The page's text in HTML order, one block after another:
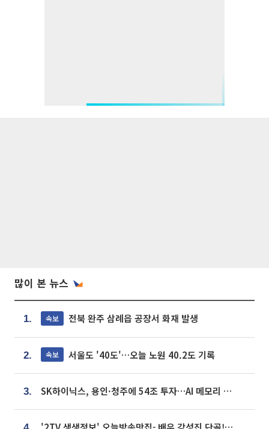
많이 본 뉴스
1. 속보 전북 완주 삼례읍 공장서 화재 발생
2. 속보 서울도 '40도'…오늘 노원 40.2도 기록
3. SK하이닉스, 용인·청주에 54조 투자…AI 메모리 생산기지 키운다